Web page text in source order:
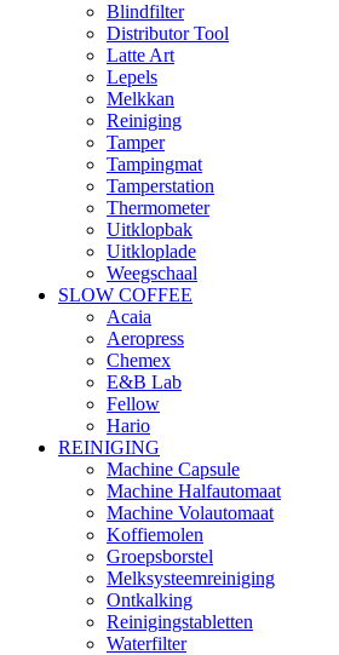
Blindfilter
Distributor Tool
Latte Art
Lepels
Melkkan
Reiniging
Tamper
Tampingmat
Tamperstation
Thermometer
Uitklopbak
Uitkloplade
Weegschaal
SLOW COFFEE
Acaia
Aeropress
Chemex
E&B Lab
Fellow
Hario
REINIGING
Machine Capsule
Machine Halfautomaat
Machine Volautomaat
Koffiemolen
Groepsborstel
Melksysteemreiniging
Ontkalking
Reinigingstabletten
Waterfilter